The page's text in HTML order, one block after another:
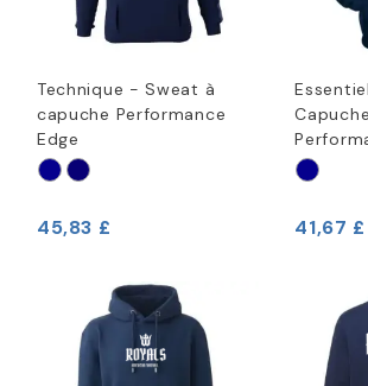
Technique - Sweat à
capuche Performance
Edge
45,83 £ 41,67 £